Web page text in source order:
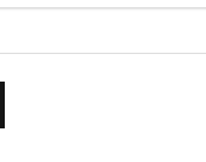
buộc